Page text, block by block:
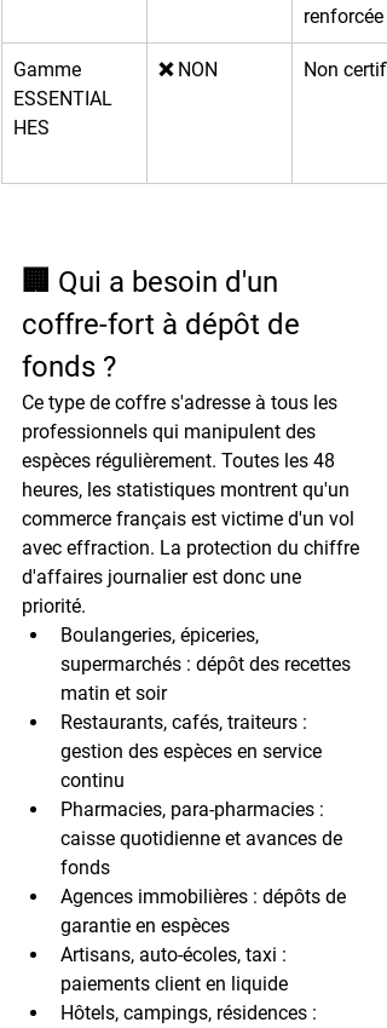
renforcée
Gamme
ESSENTIAL
HES
❌ NON Non
🏢 Qui a besoin d'un
coffre-fort à dépôt de
fonds ?
Ce type de coffre s'adresse à tous les
professionnels qui manipulent des
espèces régulièrement. Toutes les 48
heures, les statistiques montrent qu'un
commerce français est victime d'un vol
avec effraction. La protection du chiffre
d'affaires journalier est donc une
priorité.
Boulangeries, épiceries,
supermarchés : dépôt des recettes
matin et soir
Restaurants, cafés, traiteurs :
gestion des espèces en service
continu
Pharmacies, para-pharmacies :
caisse quotidienne et avances de
fonds
Agences immobilières : dépôts de
garantie en espèces
Artisans, auto-écoles, taxi :
paiements client en liquide
Hôtels, campings, résidences :